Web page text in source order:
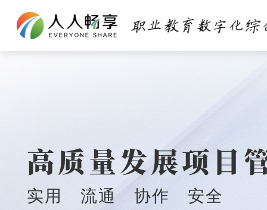
高质量发展项目
实用 流通 协作 安全